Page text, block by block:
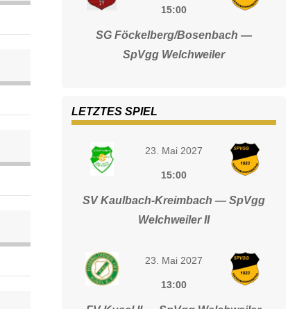
15:00
SG Föckelberg/Bosenbach —
SpVgg Welchweiler
LETZTES SPIEL
23. Mai 2027
15:00
SV Kaulbach-Kreimbach — SpVgg
Welchweiler II
23. Mai 2027
13:00